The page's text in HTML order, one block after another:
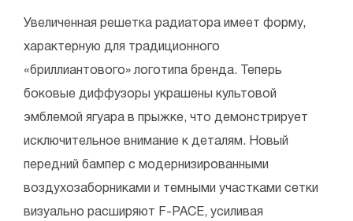
Увеличенная решетка радиатора имеет форму,
характерную для традиционного
«бриллиантового» логотипа бренда. Теперь
боковые диффузоры украшены культовой
эмблемой ягуара в прыжке, что демонстрирует
исключительное внимание к деталям. Новый
передний бампер с модернизированными
воздухозаборниками и темными участками сетки
визуально расширяют F-PACE, усиливая